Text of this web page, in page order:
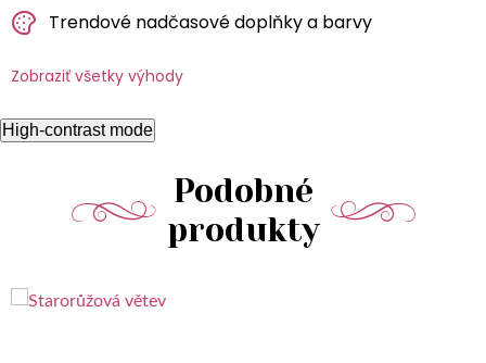
Trendové nadčasové doplňky a barvy
Zobraziť všetky výhody
High-contrast mode
Podobné
produkty